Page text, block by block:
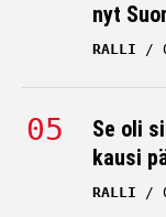
nyt
RALLI
Se oli
kausi
RALLI